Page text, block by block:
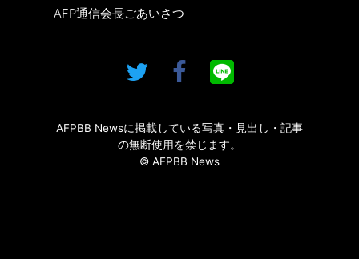
AFP通信会長ごあいさつ
AFPBB Newsに掲載している写真・見出し・記事
の無断使用を禁じます。
© AFPBB News